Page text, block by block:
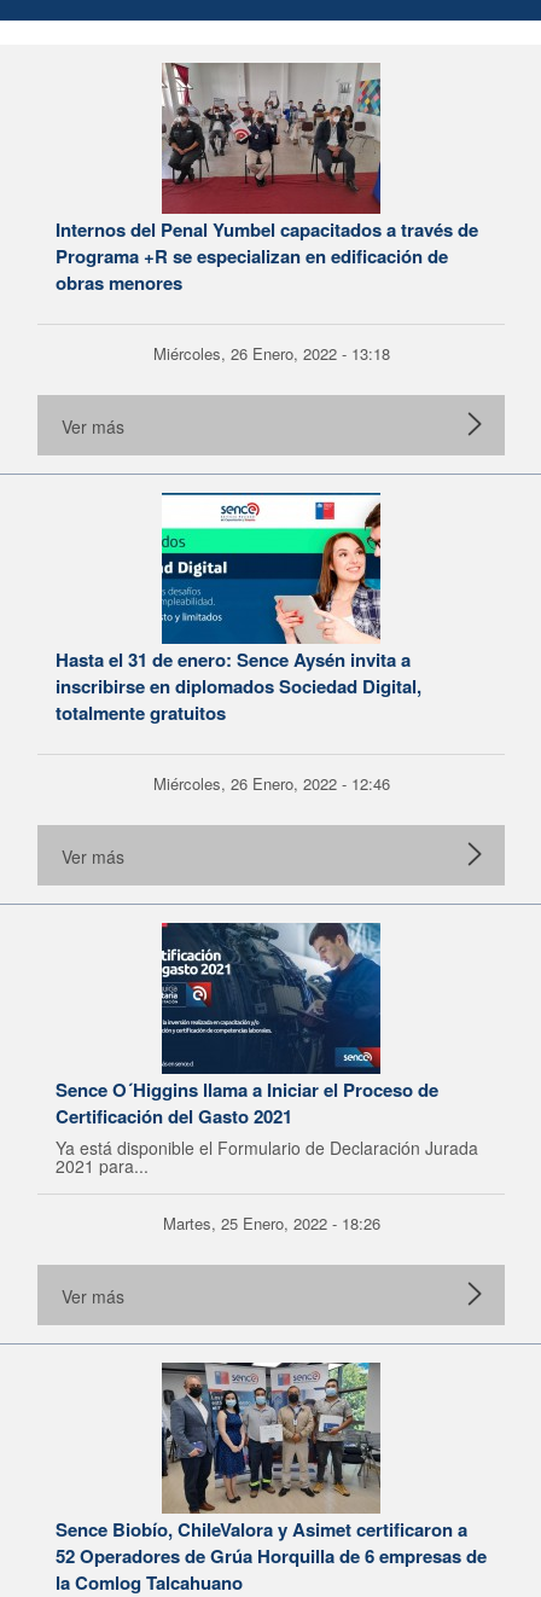
Internos del Penal Yumbel capacitados a través de
Programa +R se especializan en edificación de
obras menores
Miércoles, 26 Enero, 2022 - 13:18
Ver más
Hasta el 31 de enero: Sence Aysén invita a
inscribirse en diplomados Sociedad Digital,
totalmente gratuitos
Miércoles, 26 Enero, 2022 - 12:46
Ver más
Sence O´Higgins llama a Iniciar el Proceso de
Certificación del Gasto 2021
Ya está disponible el Formulario de Declaración Jurada
2021 para...
Martes, 25 Enero, 2022 - 18:26
Ver más
Sence Biobío, ChileValora y Asimet certificaron a
52 Operadores de Grúa Horquilla de 6 empresas de
la Comlog Talcahuano